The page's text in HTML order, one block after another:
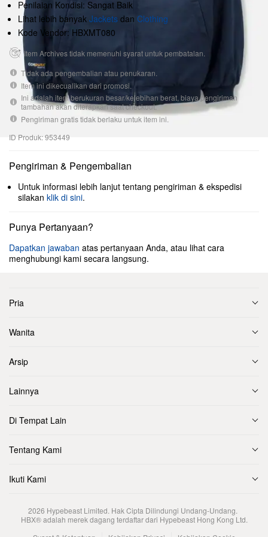
Penilaian Kondisi: Sangat Baik
Lihat lebih banyak Jackets dan Clothing
Kode Vendor: HBXMT080
Item Archives tidak memenuhi syarat untuk pembatalan.
Tidak ada pengembalian atau penukaran.
Item ini dikecualikan dari promosi.
Ini adalah item berukuran besar/kelebihan berat, biaya pengiriman
tambahan akan diterapkan saat checkout.
Pengiriman gratis tidak berlaku untuk item ini.
ID Produk: 953449
Pengiriman & Pengembalian
Untuk informasi lebih lanjut tentang pengiriman & ekspedisi
silakan klik di sini.
Punya Pertanyaan?
Dapatkan jawaban atas pertanyaan Anda, atau lihat cara
menghubungi kami secara langsung.
Pria
Wanita
Arsip
Lainnya
Di Tempat Lain
Tentang Kami
Ikuti Kami
2026 Hypebeast Limited. Hak Cipta Dilindungi Undang-Undang.
HBX® adalah merek dagang terdaftar dari Hypebeast Hong Kong Ltd.